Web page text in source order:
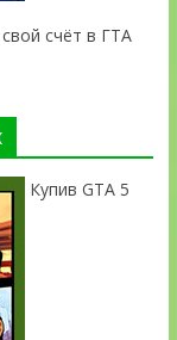
счёт в ГТА
Купив GTA 5